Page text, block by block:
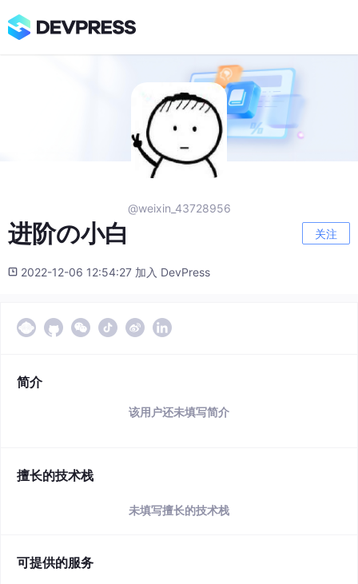
@weixin_43728956
进阶の小白 关注
2022-12-06 12:54:27 加入 DevPress
简介
该用户还未填写简介
擅长的技术栈
未填写擅长的技术栈
可提供的服务